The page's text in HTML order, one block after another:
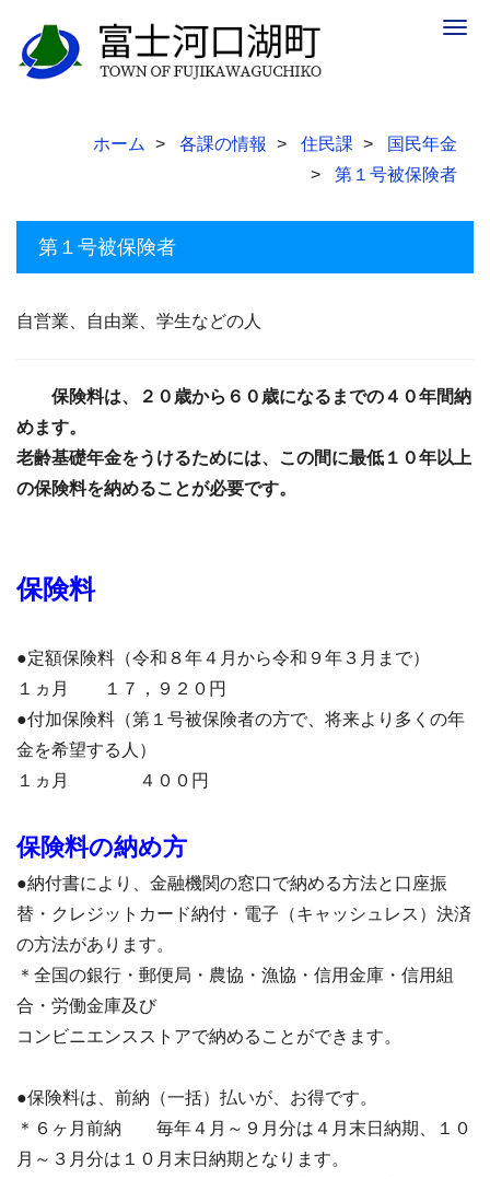
ホーム 各課の情報 住民課
国民年金
第１号被保険者
第１号被保険者
自営業、自由業、学生などの人
保険料は、２０歳から６０歳になるまでの４０年間納
めます。
老齢基礎年金をうけるためには、この間に最低１０年以上
の保険料を納めることが必要です。
保険料
●定額保険料（令和８年４月から令和９年３月まで）
１ヵ月 １７，９２０円
●付加保険料（第１号被保険者の方で、将来より多くの年
金を希望する人）
１ヵ月 ４００円
保険料の納め方
●納付書により、金融機関の窓口で納める方法と口座振
替・クレジットカード納付・電子（キャッシュレス）決済
の方法があります。
＊全国の銀行・郵便局・農協・漁協・信用金庫・信用組
合・労働金庫及び
コンビニエンスストアで納めることができます。
●保険料は、前納（一括）払いが、お得です。
＊６ヶ月前納 毎年４月～９月分は４月末日納期、１０
月～３月分は１０月末日納期となります。